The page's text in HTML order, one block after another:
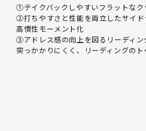
①テイクバックしやすいフラットなク
②打ちやすさと性能を両立したサイド
高慣性モーメント化
③アドレス感の向上を図るリーディン
突っかかりにくく、リーディングの